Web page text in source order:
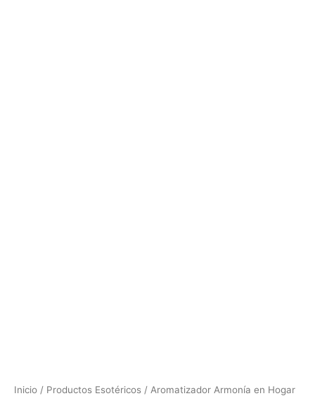
Inicio / Productos Esotéricos / Aromatizador Armonía en Hogar